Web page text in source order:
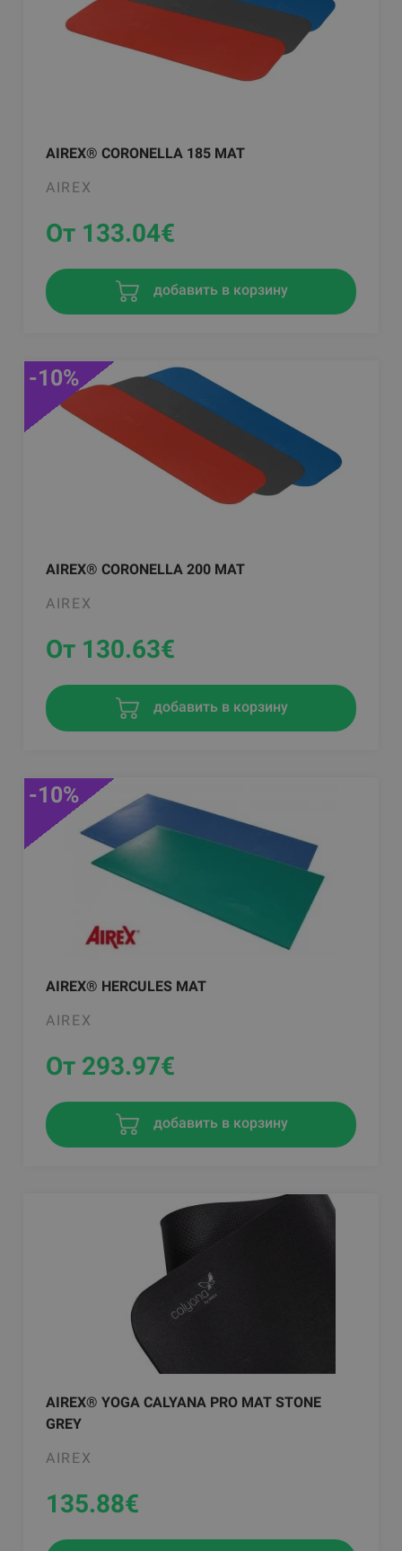
AIREX® CORONELLA 185 MAT
AIREX
От 133.04€
добавить в корзину
AIREX® CORONELLA 200 MAT
AIREX
-10%
От 130.63€
добавить в корзину
AIREX® HERCULES MAT
AIREX
-10%
От 293.97€
добавить в корзину
AIREX® YOGA CALYANA PRO MAT STONE
GREY
AIREX
135.88€